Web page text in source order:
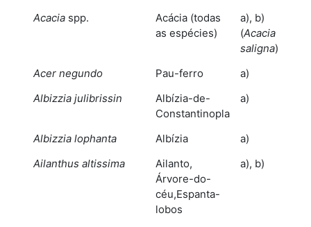
Acaciaspp.
Acácia (todas
as espécies)
a), b)
(Acacia
saligna)
Acer negundo
Pau-ferro
a)
Albizzia julibrissin
Albízia-de-
Constantinopla
a)
Albizzia lophanta Albízia
a)
Ailanthus altissima
Ailanto,
Árvore-do-
céu,Espanta-
lobos
a), b)